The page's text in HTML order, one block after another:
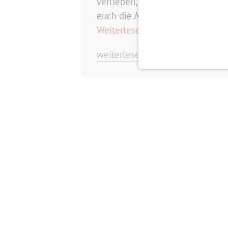
euch die Antworten sicher
Weiterlesen
weiterlesen